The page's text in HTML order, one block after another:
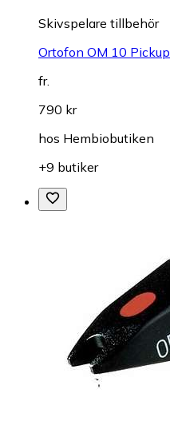
Skivspelare tillbehör
Ortofon OM 10 Pickup
fr.
790 kr
hos Hembiobutiken
+9 butiker